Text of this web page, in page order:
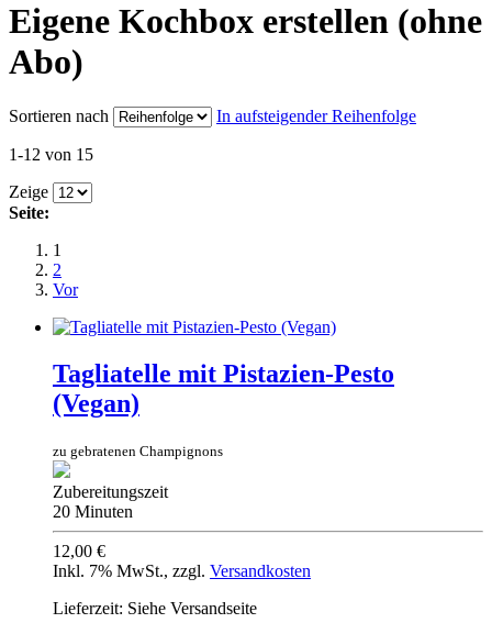
Eigene Kochbox erstellen (ohne
Abo)
Sortieren nach In aufsteigender Reihenfolge
1-12 von 15
Zeige
Seite:
1
2
Vor
Tagliatelle mit Pistazien-Pesto
(Vegan)
zu gebratenen Champignons
Zubereitungszeit
20 Minuten
12,00 €
Inkl. 7% MwSt., zzgl. Versandkosten
Lieferzeit: Siehe Versandseite